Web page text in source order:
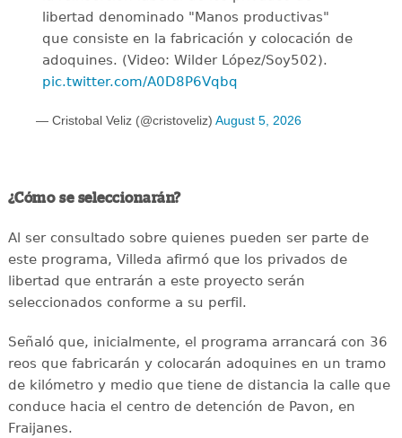
libertad denominado "Manos productivas"
que consiste en la fabricación y colocación de
adoquines. (Video: Wilder López/Soy502).
pic.twitter.com/A0D8P6Vqbq
— Cristobal Veliz (@cristoveliz) August 5, 2026
¿Cómo se seleccionarán?
Al ser consultado sobre quienes pueden ser parte de
este programa, Villeda afirmó que los privados de
libertad que entrarán a este proyecto serán
seleccionados conforme a su perfil.
Señaló que, inicialmente, el programa arrancará con 36
reos que fabricarán y colocarán adoquines en un tramo
de kilómetro y medio que tiene de distancia la calle que
conduce hacia el centro de detención de Pavon, en
Fraijanes.